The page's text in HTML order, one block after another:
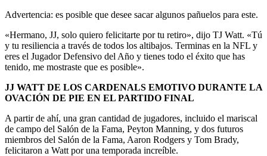
Advertencia: es posible que desee sacar algunos pañuelos para este.
«Hermano, JJ, solo quiero felicitarte por tu retiro», dijo TJ Watt. «Tú
y tu resiliencia a través de todos los altibajos. Terminas en la NFL y
eres el Jugador Defensivo del Año y tienes todo el éxito que has
tenido, me mostraste que es posible».
JJ WATT DE LOS CARDENALS EMOTIVO DURANTE LA
OVACIÓN DE PIE EN EL PARTIDO FINAL
A partir de ahí, una gran cantidad de jugadores, incluido el mariscal
de campo del Salón de la Fama, Peyton Manning, y dos futuros
miembros del Salón de la Fama, Aaron Rodgers y Tom Brady,
felicitaron a Watt por una temporada increíble.